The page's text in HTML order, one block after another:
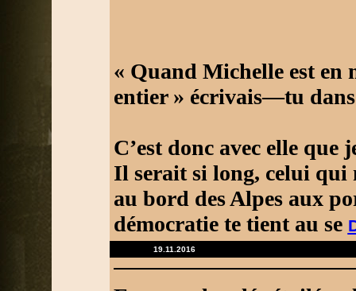
« Quand Michelle est en
entier » écrivais—tu
C’est donc avec elle que
Il serait si long, celui qui
au bord des Alpes aux
démocratie te tient au se
19.11.2016